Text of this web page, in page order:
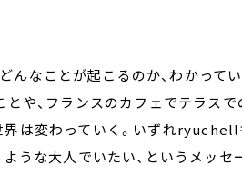
んなことが起こるのか、わかって
や、フランスのカフェでテラス
は変わっていく。いずれryuchell
うな大人でいたい、というメッセ